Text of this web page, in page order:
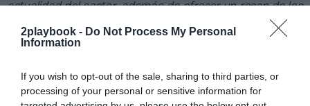
2playbook - Do Not Process My Personal
Information
If you wish to opt-out of the sale, sharing to third parties, or
processing of your personal or sensitive information for
actualidad del sector, además de ofrecer un recap de los
principales contratos de patrocinio cerrados en España,
Europa y Norteamérica en los últimos 30 días.
Aquí
puedes apuntarte gratis
Añadir2Playbookcomo fuente preferida de Google
de forma gratuita
Mantente informado con las últimas noticias de actualidad.